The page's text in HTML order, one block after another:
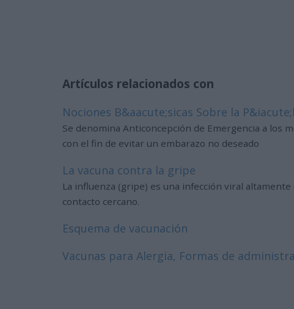
Artículos relacionados con
Nociones B&aacute;sicas Sobre la
Se denomina Anticoncepción de Emergencia a los
con el fin de evitar un embarazo no deseado
La vacuna contra la gripe
La influenza (gripe) es una infección viral
contacto cercano.
Esquema de vacunación
Vacunas para Alergia, Formas de